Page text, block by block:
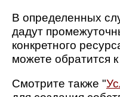
В определенных
дадут
конкретного
можете обратится
Смотрите также "